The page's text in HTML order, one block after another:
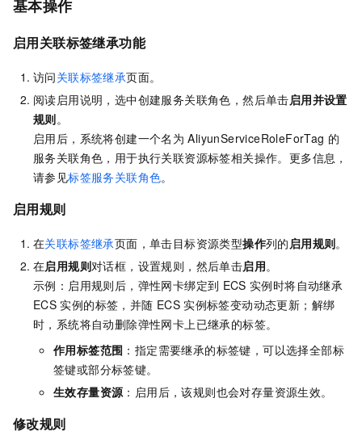
基本操作
启用关联标签继承功能
访问关联标签继承页面。
阅读启用说明，选中创建服务关联角色，然后单击启用并设置
规则。
启用后，系统将创建一个名为 AliyunServiceRoleForTag 的
服务关联角色，用于执行关联资源标签相关操作。更多信息，
请参见标签服务关联角色。
启用规则
在关联标签继承页面，单击目标资源类型操作列的 启用规则。
在启用规则对话框，设置规则，然后单击启用。
示例：启用规则后，弹性网卡绑定到 ECS 实例时将自动继承
ECS 实例的标签，并随 ECS 实例标签变动动态更新；解绑
时，系统将自动删除弹性网卡上已继承的标签。
作用标签范围 ：指定需要继承的标签键，可以选择全部标
签键或部分标签键。
生效存量资源 ：启用后，该规则也会对存量资源生效。
修改规则